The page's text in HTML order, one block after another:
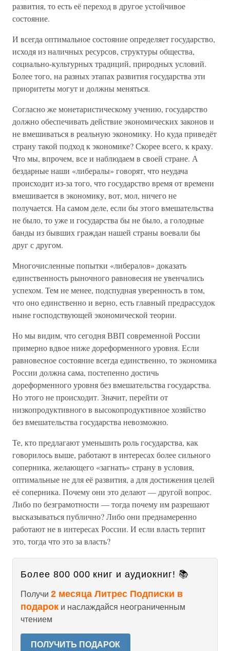
развития, то есть её переход в другое устойчивое
состояние.
И всегда оптимальное состояние определяет государство,
исходя из наличных ресурсов, структуры общества,
социально-культурных традиций, природных условий.
Более того, на разных этапах развития государства эти
приоритеты могут и должны меняться.
Согласно же монетаристическому учению, государство
должно обеспечивать действие экономических законов и
не вмешиваться в реальную экономику. Но куда приведёт
страну такой подход к экономике? Скорее всего, к краху.
Что мы, впрочем, все и наблюдаем в своей стране. А
бездарные наши «либералы» говорят, что неудача
происходит из-за того, что государство время от времени
вмешивается в экономику, вот, мол, ничего не
получается. На самом деле, если бы этого вмешательства
не было, то уже и государства бы не было, а голодные
банды из бывших граждан нашей страны воевали бы
друг с другом.
Многочисленные попытки «либералов» доказать
единственность рыночного равновесия не увенчались
успехом. Тем не менее, подспудная уверенность в том,
что оно единственно и верно, есть главный предрассудок
ныне господствующей экономической теории.
Но мы видим, что сегодня ВВП современной России
примерно вдвое ниже дореформенного уровня. Если
равновесное состояние всегда единственно, то экономика
России должна сама, постепенно достичь
дореформенного уровня без вмешательства государства.
Но этого не происходит. Значит, перейти от
низкопродуктивного в высокопродуктивное хозяйство
без вмешательства государства невозможно.
Те, кто предлагают уменьшить роль государства, как
говорилось выше, работают в интересах более сильного
соперника, желающего «загнать» страну в условия,
оптимальные не для её развития, а для достижения целей
её соперника. Почему они это делают — другой вопрос.
Либо по безграмотности — тогда почему им разрешают
высказываться публично? Либо они преднамеренно
работают не в интересах России. И если власть терпит
это, тогда что это за власть?
Более 800 000 книг и аудиокниг! 📚
Получи 2 месяца Литрес Подписки в
подарок и наслаждайся неограниченным
чтением
ПОЛУЧИТЬ ПОДАРОК